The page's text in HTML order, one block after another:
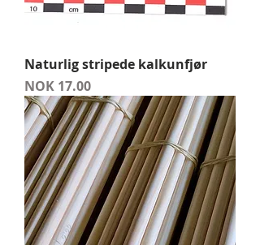
Naturlig stripede kalkunfjør
Price
NOK 17.00